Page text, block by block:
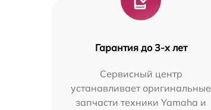
Гарантия до 3-х лет
Сервисный центр
устанавливает оригинальные
запчасти техники Yamaha и